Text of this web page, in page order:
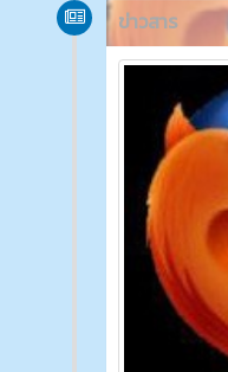
ข่าวสาร